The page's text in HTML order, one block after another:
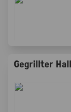
Gegrillter